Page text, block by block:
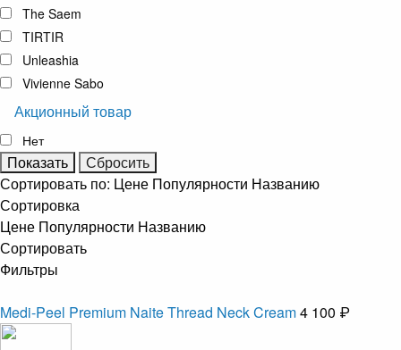
The Saem
TIRTIR
Unleashia
Vivienne Sabo
Акционный товар
Нет
Сортировать по: Цене Популярности Названию
Сортировка
Цене Популярности Названию
Сортировать
Фильтры
Medi-Peel Premium Naite Thread Neck Cream4 100 ₽